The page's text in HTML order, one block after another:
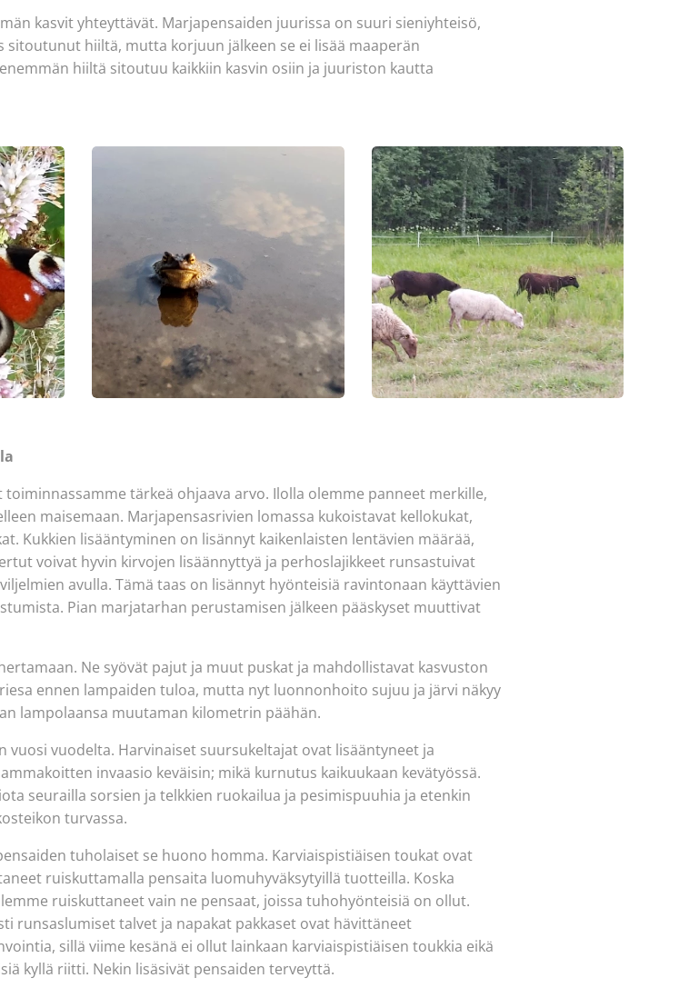
kasvit yhteyttävät. Marjapensaiden juurissa on suuri sieniyhteisö,
hiiltä, mutta korjuun jälkeen se ei lisää maaperän
hiiltä sitoutuu kaikkiin kasvin osiin ja juuriston kautta
tärkeä ohjaava arvo. Ilolla olemme panneet merkille,
maisemaan. Marjapensasrivien lomassa kukoistavat kellokukat,
Kukkien lisääntyminen on lisännyt kaikenlaisten lentävien määrää,
voivat hyvin kirvojen lisäännyttyä ja perhoslajikkeet runsastuivat
avulla. Tämä taas on lisännyt hyönteisiä ravintonaan käyttävien
Pian marjatarhan perustamisen jälkeen pääskyset muuttivat
Ne syövät pajut ja muut puskat ja mahdollistavat kasvuston
ennen lampaiden tuloa, mutta nyt luonnonhoito sujuu ja järvi näkyy
lampolaansa muutaman kilometrin päähän.
vuodelta. Harvinaiset suursukeltajat ovat lisääntyneet ja
invaasio keväisin; mikä kurnutus kaikuukaan kevätyössä.
seurailla sorsien ja telkkien ruokailua ja pesimispuuhia ja etenkin
turvassa.
tuholaiset se huono homma. Karviaispistiäisen toukat ovat
ruiskuttamalla pensaita luomuhyväksytyillä tuotteilla. Koska
ruiskuttaneet vain ne pensaat, joissa tuhohyönteisiä on ollut.
runsaslumiset talvet ja napakat pakkaset ovat hävittäneet
sillä viime kesänä ei ollut lainkaan karviaispistiäisen toukkia eikä
kyllä riitti. Nekin lisäsivät pensaiden terveyttä.